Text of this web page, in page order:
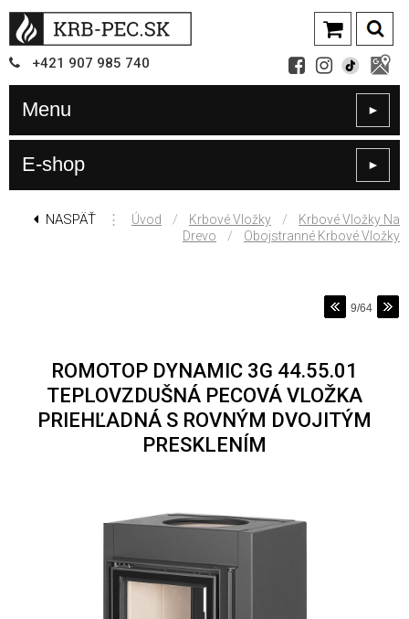
+421 907 985 740
Menu ►
E-shop ►
NASPÄŤ ⋮ Úvod / Krbové Vložky /
Krbové Vložky Na
Drevo
/ Obojstranné Krbové Vložky
9/64
ROMOTOP DYNAMIC 3G 44.55.01
TEPLOVZDUŠNÁ PECOVÁ VLOŽKA
PRIEHĽADNÁ S ROVNÝM DVOJITÝM
PRESKLENÍM